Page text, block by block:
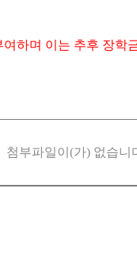
하며 이는 추후 장학
첨부파일이(가) 없습니